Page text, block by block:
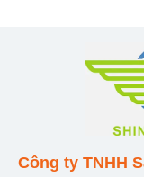
Công ty TNHH